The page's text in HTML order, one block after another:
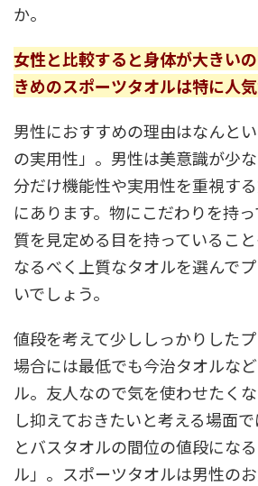
か。
女性と比較すると身体が大きい
きめのスポーツタオルは特に人気
男性におすすめの理由はなんと
の実用性」。男性は美意識が少
分だけ機能性や実用性を重視す
にあります。物にこだわりを持
質を見定める目を持っていること
なるべく上質なタオルを選んで
いでしょう。
値段を考えて少ししっかりした
場合には最低でも今治タオルな
ル。友人なので気を使わせたく
し抑えておきたいと考える場面
とバスタオルの間位の値段にな
ル」。スポーツタオルは男性の